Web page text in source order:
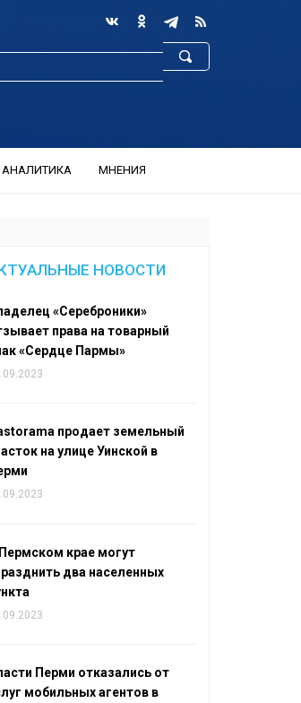
АНАЛИТИКА МНЕНИЯ
НОВОСТИ
«Сереброники»
права на товарный
«Сердце Пармы»
продает земельный
на улице Уинской в
крае могут
два населенных
Перми отказались от
мобильных агентов в